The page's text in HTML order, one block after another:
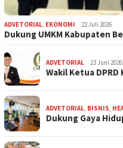
ADVETORIAL, EKONOMI 22 Juli 2026
Dukung UMKM Kabupaten
ADVETORIAL 23 Juni 2026
Wakil Ketua
ADVETORIAL, BISNIS,
Dukung Gaya